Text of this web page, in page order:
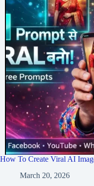
How To Create Viral AI
March 20, 2026